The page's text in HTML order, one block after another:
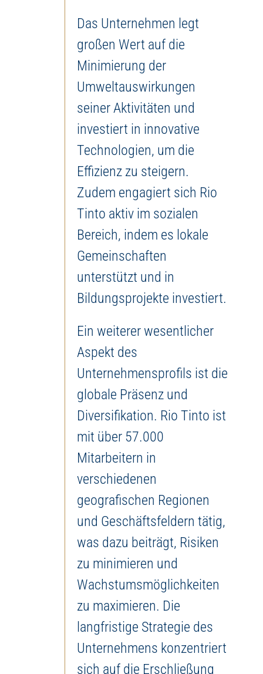
Das Unternehmen legt
großen Wert auf die
Minimierung der
Umweltauswirkungen
seiner Aktivitäten und
investiert in innovative
Technologien, um die
Effizienz zu steigern.
Zudem engagiert sich Rio
Tinto aktiv im sozialen
Bereich, indem es lokale
Gemeinschaften
unterstützt und in
Bildungsprojekte investiert.
Ein weiterer wesentlicher
Aspekt des
Unternehmensprofils ist die
globale Präsenz und
Diversifikation. Rio Tinto ist
mit über 57.000
Mitarbeitern in
verschiedenen
geografischen Regionen
und Geschäftsfeldern tätig,
was dazu beiträgt, Risiken
zu minimieren und
Wachstumsmöglichkeiten
zu maximieren. Die
langfristige Strategie des
Unternehmens konzentriert
sich auf die Erschließung